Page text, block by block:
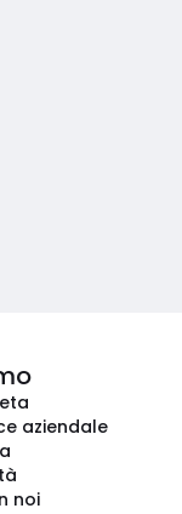
aziendale
noi